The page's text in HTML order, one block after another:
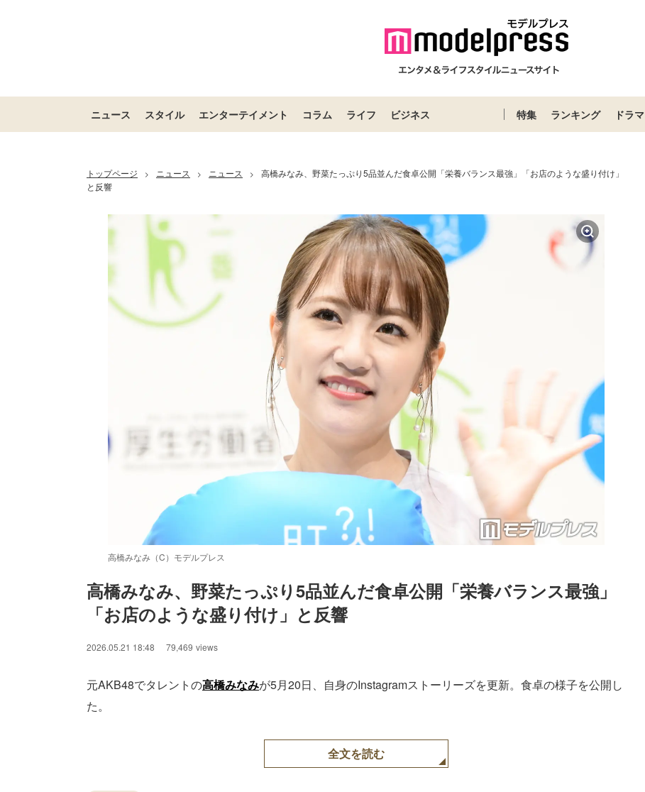
ニュース スタイル エンターテイメント コラム ライフ ビジネス 特集 ランキング ドラマ
トップページ > ニュース > ニュース >
高橋みなみ、野菜たっぷり5品並んだ食卓公開「栄養バランス最強」「お店のような盛り付け」
と反響
高橋みなみ（C）モデルプレス
Unmute Loaded
87.03%
高橋みなみ、野菜たっぷり5品並んだ食卓公開「栄養バランス最強」
「お店のような盛り付け」と反響
2026.05.21 18:48 79,469 views
元AKB48でタレントの高橋みなみが5月20日、自身のInstagramストーリーズを更新。食卓の様子を公開し
た。
全文を読む